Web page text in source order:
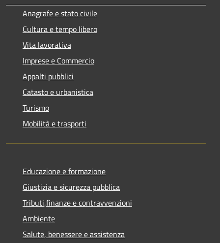
Anagrafe e stato civile
Cultura e tempo libero
Vita lavorativa
Imprese e Commercio
Appalti pubblici
Catasto e urbanistica
Turismo
Mobilità e trasporti
Educazione e formazione
Giustizia e sicurezza pubblica
Tributi,finanze e contravvenzioni
Ambiente
Salute, benessere e assistenza